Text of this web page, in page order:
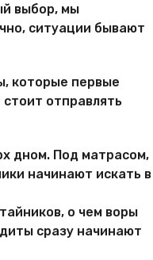
выбор, мы
ситуации бывают
которые первые
отправлять
дном. Под матрасом,
начинают искать в
о чем воры
сразу начинают